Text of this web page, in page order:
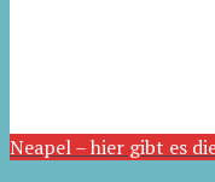
Neapel – hier gibt es